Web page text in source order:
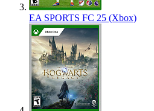
EA SPORTS FC 25 (Xbox)